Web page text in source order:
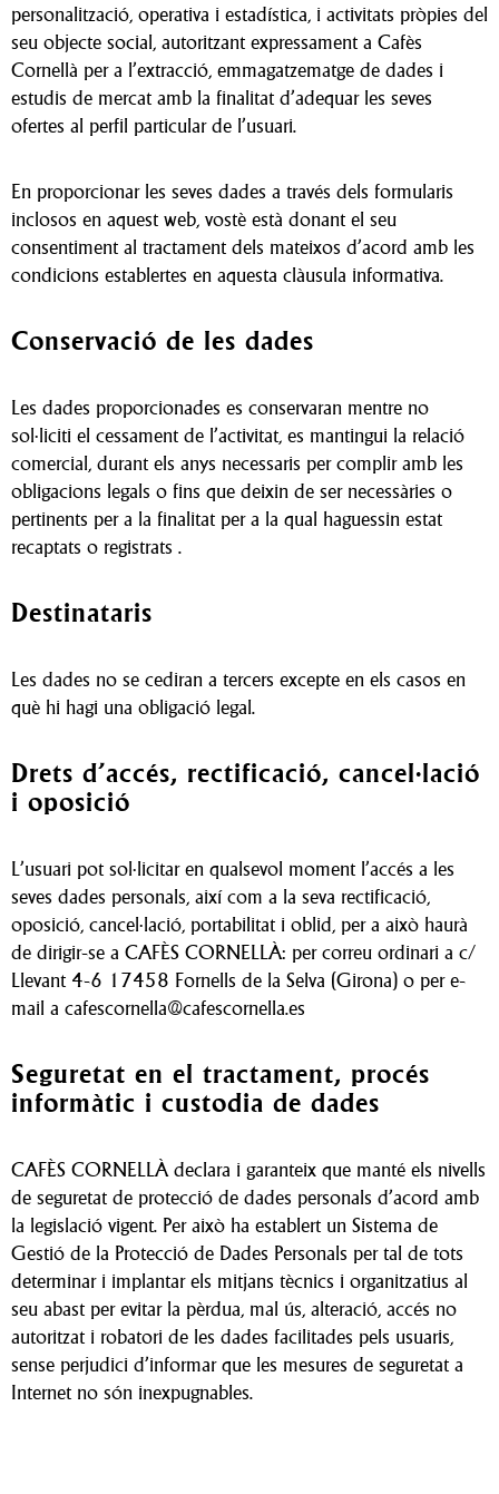
personalització, operativa i estadística, i activitats pròpies del
seu objecte social, autoritzant expressament a Cafès
Cornellà per a l’extracció, emmagatzematge de dades i
estudis de mercat amb la finalitat d’adequar les seves
ofertes al perfil particular de l’usuari.
En proporcionar les seves dades a través dels formularis
inclosos en aquest web, vostè està donant el seu
consentiment al tractament dels mateixos d’acord amb les
condicions establertes en aquesta clàusula informativa.
Conservació de les dades
Les dades proporcionades es conservaran mentre no
sol·liciti el cessament de l’activitat, es mantingui la relació
comercial, durant els anys necessaris per complir amb les
obligacions legals o fins que deixin de ser necessàries o
pertinents per a la finalitat per a la qual haguessin estat
recaptats o registrats .
Destinataris
Les dades no se cediran a tercers excepte en els casos en
què hi hagi una obligació legal.
Drets d’accés, rectificació, cancel·lació
i oposició
L’usuari pot sol·licitar en qualsevol moment l’accés a les
seves dades personals, així com a la seva rectificació,
oposició, cancel·lació, portabilitat i oblid, per a això haurà
de dirigir-se a CAFÈS CORNELLÀ: per correu ordinari a c/
Llevant 4-6 17458 Fornells de la Selva (Girona) o per e-
mail a cafescornella@cafescornella.es
Seguretat en el tractament, procés
informàtic i custodia de dades
CAFÈS CORNELLÀ declara i garanteix que manté els nivells
de seguretat de protecció de dades personals d’acord amb
la legislació vigent. Per això ha establert un Sistema de
Gestió de la Protecció de Dades Personals per tal de tots
determinar i implantar els mitjans tècnics i organitzatius al
seu abast per evitar la pèrdua, mal ús, alteració, accés no
autoritzat i robatori de les dades facilitades pels usuaris,
sense perjudici d’informar que les mesures de seguretat a
Internet no són inexpugnables.